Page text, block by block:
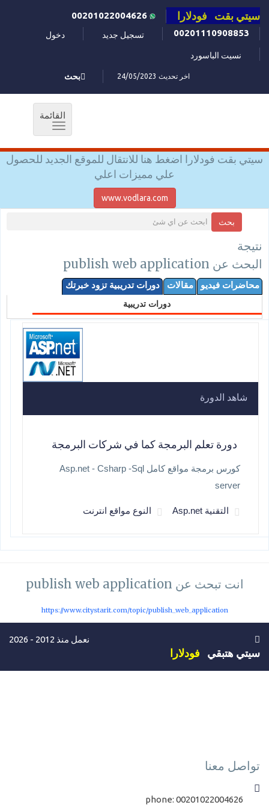
سيتي بقت فودلارا
00201110908853
تسجيل جديد دخول
نسيت الباسورد
اخر تحديث 24/05/2023 بحث
القائمة
Toggle
سيتي بقت فودلارا اضغط هنا للانتقال للموقع الجديد للحصول
علي مميزات اعلي
www.vodlara.com
بحث
نتيجة
البحث عن publish web application
محاضرات فيديو مقالات دورات تدريبية تزود خبرتك
دورات تدريبية
شاهد الدورة
دورة تعلم البرمجة كما في شركات البرمجة
كورس برمجة مواقع كامل Asp.net - Csharp -Sql
server
التقنية Asp.net النوع مواقع انترنت
انت تبحث عن publish web application
https://www.citystarit.com/topic/publish_web_application
نعمل منذ 2012 - 2026
سيتي هتبقي فودلارا
تواصل معنا
phone: 00201022004626